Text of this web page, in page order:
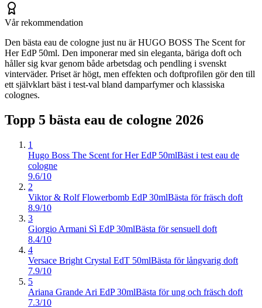
Vår rekommendation
Den bästa eau de cologne just nu är HUGO BOSS The Scent for
Her EdP 50ml. Den imponerar med sin eleganta, bäriga doft och
håller sig kvar genom både arbetsdag och pendling i svenskt
vinterväder. Priset är högt, men effekten och doftprofilen gör den till
ett självklart bäst i test-val bland damparfymer och klassiska
colognes.
Topp 5 bästa eau de cologne 2026
1
Hugo Boss The Scent for Her EdP 50mlBäst i test eau de
cologne
9.6/10
2
Viktor & Rolf Flowerbomb EdP 30mlBästa för fräsch doft
8.9/10
3
Giorgio Armani Sì EdP 30mlBästa för sensuell doft
8.4/10
4
Versace Bright Crystal EdT 50mlBästa för långvarig doft
7.9/10
5
Ariana Grande Ari EdP 30mlBästa för ung och fräsch doft
7.3/10